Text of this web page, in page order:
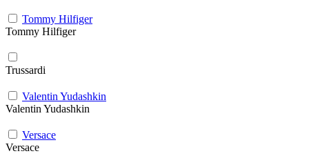
Tommy Hilfiger
Tommy Hilfiger
Trussardi
Valentin Yudashkin
Valentin Yudashkin
Versace
Versace